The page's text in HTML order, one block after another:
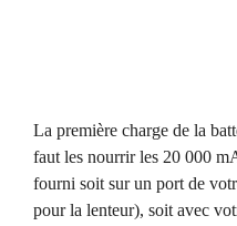
La première charge de la
faut les nourrir les 20 000
fourni soit sur un port de
pour la lenteur), soit avec